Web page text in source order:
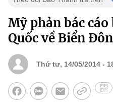
Mỹ phản bác
Quốc về Biển
Thứ tư, 14/05/2014 -